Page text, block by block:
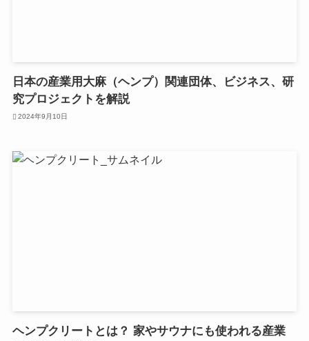
日本の産業用大麻（ヘンプ）関連団体、ビジネス、研
究プロジェクトを解説
2024年9月10日
ヘンプクリートとは？ 家やサウナにも使われる産業